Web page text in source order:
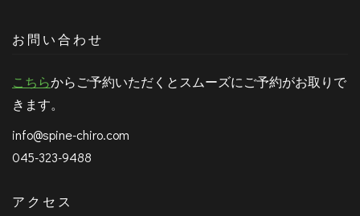
お問い合わせ
こちらからご予約いただくとスムーズにご予約がお取りで
きます。
info@spine-chiro.com
045-323-9488
アクセス